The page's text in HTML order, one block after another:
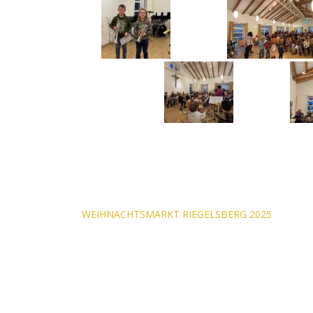
WEIHNACHTSMARKT RIEGELSBERG 2025